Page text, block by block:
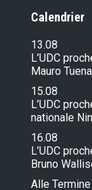
Calendrier
13.08
L’UDC
Mauro Tuena
15.08
L’UDC
nationale
16.08
L’UDC
Bruno
Alle Termine